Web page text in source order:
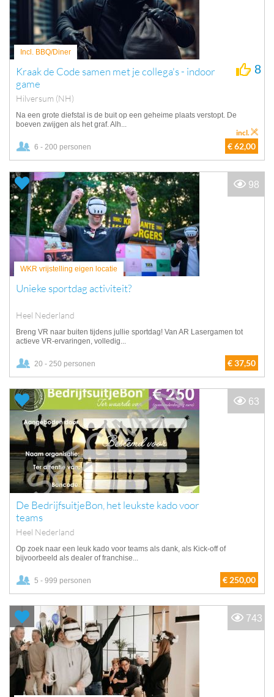
Incl. BBQ/Diner
Kraak de Code samen met je collega's - indoor
game
Hilversum (NH)
8
Na een grote diefstal is de buit op een geheime plaats verstopt. De
boeven zwijgen als het graf. Alh...
6 - 200 personen € 62,00
incl.
WKR vrijstelling eigen locatie
Unieke sportdag activiteit?
Heel Nederland
Breng VR naar buiten tijdens jullie sportdag! Van AR Lasergamen tot
actieve VR-ervaringen, volledig...
20 - 250 personen € 37,50
98
De BedrijfsuitjeBon, het leukste kado voor
teams
Heel Nederland
Op zoek naar een leuk kado voor teams als dank, als Kick-off of
bijvoorbeeld als dealer of franchise...
5 - 999 personen € 250,00
63
743